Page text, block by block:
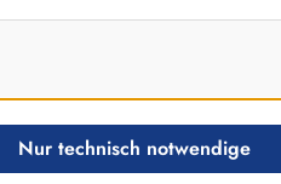
Nur technisch notwendige